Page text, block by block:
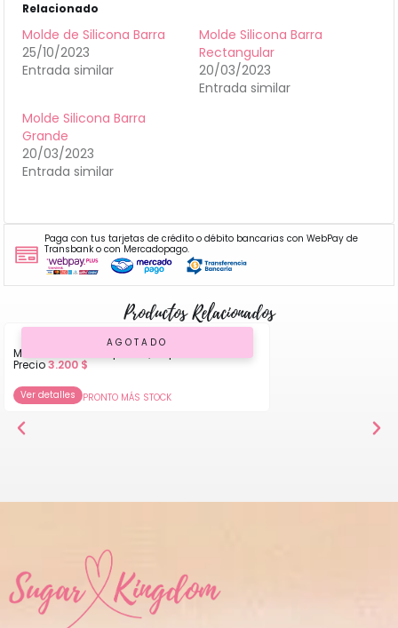
Relacionado
Molde de Silicona Barra
25/10/2023
Entrada similar
Molde Silicona Barra
Rectangular
20/03/2023
Entrada similar
Molde Silicona Barra
Grande
20/03/2023
Entrada similar
Paga con tus tarjetas de crédito o débito bancarias con WebPay de
Transbank o con Mercadopago.
Productos Relacionados
AGOTADO
Molde de Silicona para Queque
Precio3.200 $
Ver detalles PRONTO MÁS STOCK